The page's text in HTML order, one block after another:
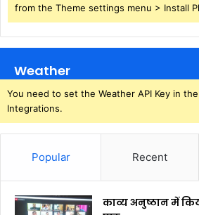
from the Theme settings menu > Install
Weather
You need to set the Weather API Key in
Integrations.
Popular Recent
काव्य अनुष्ठान में